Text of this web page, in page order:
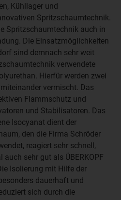
Kühllager und
Spritzschaumtechnik.
Spritzschaumtechnik auch in
Die Einsatzmöglichkeiten
sind demnach sehr weit
verwendete
Hierfür werden zwei
vermischt. Das
Flammschutz und
und Stabilisatoren. Das
Isocyanat dient der
den die Firma Schröder
reagiert sehr schnell,
sehr gut als ÜBERKOPF
Isolierung mit Hilfe der
dauerhaft und
sich durch die